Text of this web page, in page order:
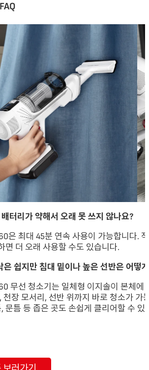
터리가 약해서 오래 못 쓰지 않나요?
은 최대 45분 연속 사용이 가능합니다.
면 더 오래 사용할 수도 있습니다.
은 쉽지만 침대 밑이나 높은 선반은 어떻
무선 청소기는 일체형 이지솔이 본체
천장 모서리, 선반 위까지 바로 청소가
문틈 등 좁은 곳도 손쉽게 클리어할 수 있